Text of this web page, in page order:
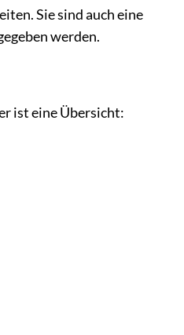
Sie sind auch eine
werden.
ist eine Übersicht: